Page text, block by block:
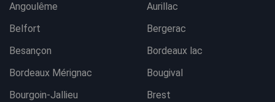
Angoulême
Aurillac
Belfort
Bergerac
Besançon
Bordeaux lac
Bordeaux Mérignac
Bougival
Bourgoin-Jallieu
Brest